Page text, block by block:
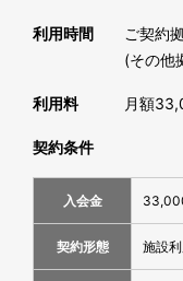
利用時間
ご契約
(その他
利用料 月額
契約条件
入会金
契約形態 施設